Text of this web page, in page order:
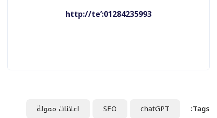
http://te’:01284235993
Tags:
chatGPT
SEO
اعلانات ممولة